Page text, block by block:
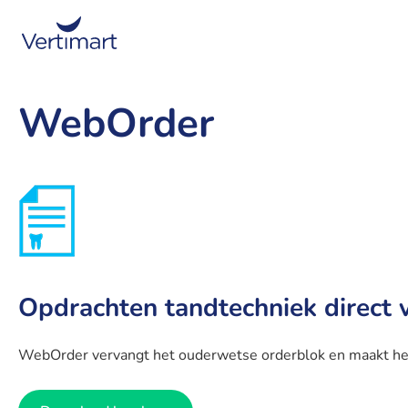
WebOrder
Opdrachten tandtechniek direct
WebOrder vervangt het ouderwetse orderblok en maakt